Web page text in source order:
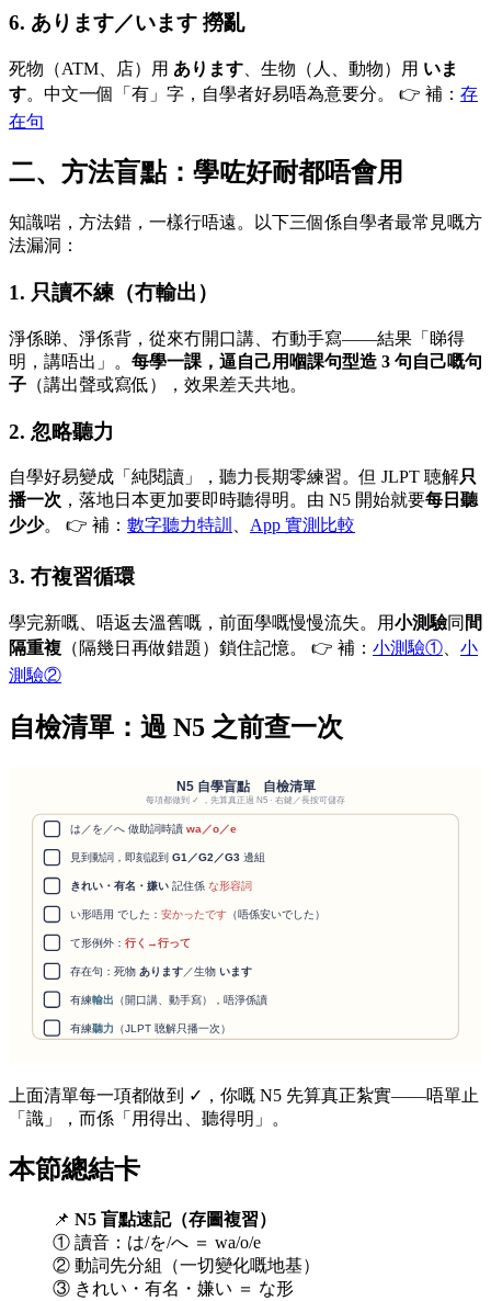
6. あります／います 撈亂
死物（ATM、店）用 あります 、生物（人、動物）用 いま
す。中文一個「有」字，自學者好易唔為意要分。 👉 補： 存
在句
二、方法盲點：學咗好耐都唔會用
知識啱，方法錯，一樣行唔遠。以下三個係自學者最常見嘅方
法漏洞：
1. 只讀不練（冇輸出）
淨係睇、淨係背，從來冇開口講、冇動手寫——結果「睇得
明，講唔出」。 每學一課，逼自己用嗰課句型造 3 句自己嘅句
子 （講出聲或寫低），效果差天共地。
2. 忽略聽力
自學好易變成「純閱讀」，聽力長期零練習。但 JLPT 聴解只
播一次 ，落地日本更加要即時聽得明。由 N5 開始就要每日聽
少少。 👉 補： 數字聽力特訓 App 實測比較
3. 冇複習循環
學完新嘅、唔返去溫舊嘅，前面學嘅慢慢流失。用小測驗同 間
隔重複 （隔幾日再做錯題）鎖住記憶。 👉 補： 小測驗①
小
測驗②
自檢清單：過 N5 之前查一次
上面清單每一項都做到 ✓，你嘅 N5 先算真正紮實——唔單止
「識」，而係「用得出、聽得明」。
本節總結卡
📌 N5 盲點速記（存圖複習）
① 讀音：は/を/へ ＝ wa/o/e
② 動詞先分組（一切變化嘅地基）
③ きれい・有名・嫌い ＝ な形